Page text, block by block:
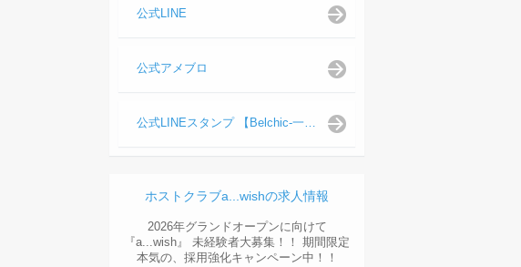
公式LINE
公式アメブロ
公式LINEスタンプ 【Belchic-一ノ瀬 仁支配人】
ホストクラブa...wishの求人情報
2026年グランドオープンに向けて
『a...wish』 未経験者大募集！！ 期間限定
本気の、採用強化キャンペーン中！！